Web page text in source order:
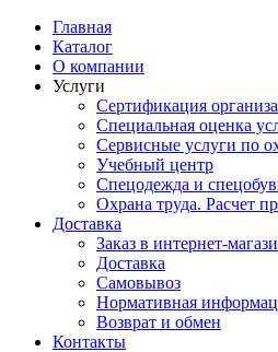
Перейти
содержимому
Главная
Каталог
О компании
Услуги
Сертификация
Специальная оценка
Сервисные услуги по
Учебный центр
Спецодежда и
Охрана труда. Расчет
Доставка
Заказ в интернет-
Доставка
Самовывоз
Нормативная
Возврат и обмен
Контакты